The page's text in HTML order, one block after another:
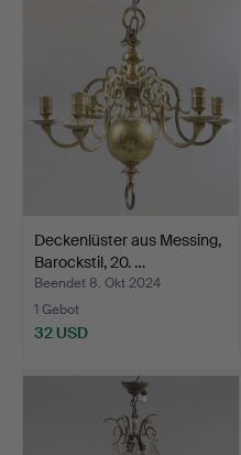
Deckenlüster aus Messing,
Barockstil, 20. …
Beendet 8. Okt 2024
1 Gebot
32 USD